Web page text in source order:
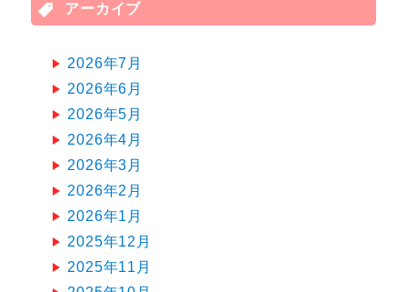
アーカイブ
2026年7月
2026年6月
2026年5月
2026年4月
2026年3月
2026年2月
2026年1月
2025年12月
2025年11月